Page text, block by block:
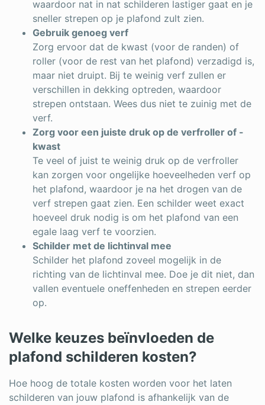
waardoor nat in nat schilderen lastiger gaat en je
sneller strepen op je plafond zult zien.
Gebruik genoeg verf
Zorg ervoor dat de kwast (voor de randen) of
roller (voor de rest van het plafond) verzadigd is,
maar niet druipt. Bij te weinig verf zullen er
verschillen in dekking optreden, waardoor
strepen ontstaan. Wees dus niet te zuinig met de
verf.
Zorg voor een juiste druk op de verfroller of -
kwast
Te veel of juist te weinig druk op de verfroller
kan zorgen voor ongelijke hoeveelheden verf op
het plafond, waardoor je na het drogen van de
verf strepen gaat zien. Een schilder weet exact
hoeveel druk nodig is om het plafond van een
egale laag verf te voorzien.
Schilder met de lichtinval mee
Schilder het plafond zoveel mogelijk in de
richting van de lichtinval mee. Doe je dit niet, dan
vallen eventuele oneffenheden en strepen eerder
op.
Welke keuzes beïnvloeden de
plafond schilderen kosten?
Hoe hoog de totale kosten worden voor het laten
schilderen van jouw plafond is afhankelijk van de